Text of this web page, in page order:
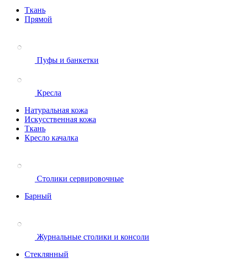
Ткань
Прямой
Пуфы и банкетки
Кресла
Натуральная кожа
Искусственная кожа
Ткань
Кресло качалка
Столики сервировочные
Барный
Журнальные столики и консоли
Стеклянный